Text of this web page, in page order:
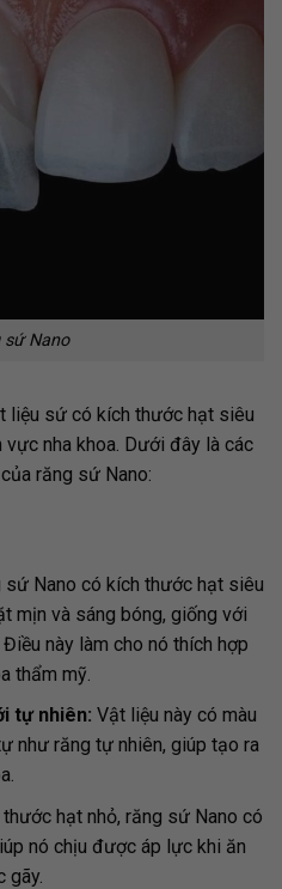
sứ Nano
liệu sứ có kích thước hạt siêu
nha khoa. Dưới đây là các
răng sứ Nano:
sứ Nano có kích thước hạt siêu
mịn và sáng bóng, giống với
này làm cho nó thích hợp
thẩm mỹ.
tự nhiên: Vật liệu này có màu
như răng tự nhiên, giúp tạo ra
hạt nhỏ, răng sứ Nano có
nó chịu được áp lực khi ăn
gãy.